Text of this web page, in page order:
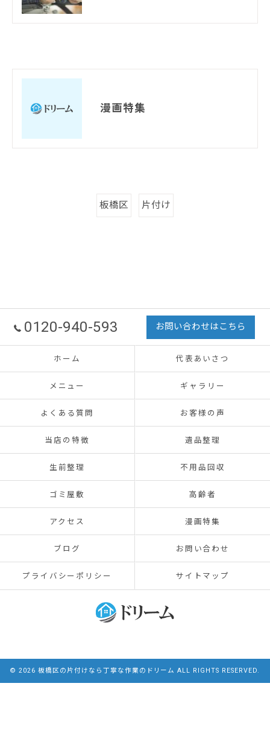
漫画特集
板橋区 片付け
0120-940-593 お問い合わせはこちら
ホーム 代表あいさつ
メニュー ギャラリー
よくある質問 お客様の声
当店の特徴 遺品整理
生前整理 不用品回収
ゴミ屋敷 高齢者
アクセス 漫画特集
ブログ お問い合わせ
プライバシーポリシー サイトマップ
© 2026 板橋区の片付けなら丁寧な作業のドリーム ALL RIGHTS RESERVED.